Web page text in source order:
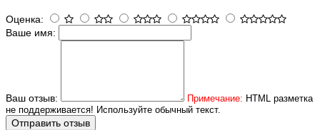
Оценка:
Ваше имя:
Ваш отзыв: Примечание: HTML разметка
не поддерживается! Используйте обычный текст.
Отправить отзыв